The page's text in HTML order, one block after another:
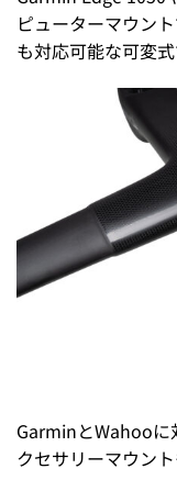
ピューターマウン
も対応可能な可変式
GarminとWahooに
クセサリーマウント